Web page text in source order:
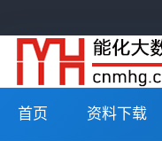
首页 资料下载